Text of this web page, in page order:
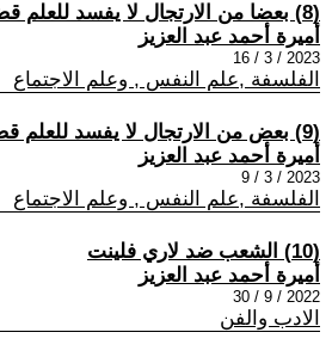
(8) بعضا من الارتجال لا يفسد للعلم قضية (4)
أميرة أحمد عبد العزيز
2023 / 3 / 16
الفلسفة ,علم النفس , وعلم الاجتماع
(9) بعض من الارتجال لا يفسد للعلم قضية (2)
أميرة أحمد عبد العزيز
2023 / 3 / 9
الفلسفة ,علم النفس , وعلم الاجتماع
(10) الشعب ضد لاري فلينت
أميرة أحمد عبد العزيز
2022 / 9 / 30
الادب والفن